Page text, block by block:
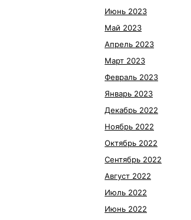
Июнь 2023
Май 2023
Апрель 2023
Март 2023
Февраль 2023
Январь 2023
Декабрь 2022
Ноябрь 2022
Октябрь 2022
Сентябрь 2022
Август 2022
Июль 2022
Июнь 2022